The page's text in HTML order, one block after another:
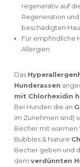
regenerativ auf
Regeneration
beschädigten
Für empfindliche
Allergien.
Das
Hunderassen
mit Chlorhexidin
Bei Hunden die an
im Zunehmen sind)
Becher mit warmen
Bubbles & Nature
Becher geben und
dem verdünnten